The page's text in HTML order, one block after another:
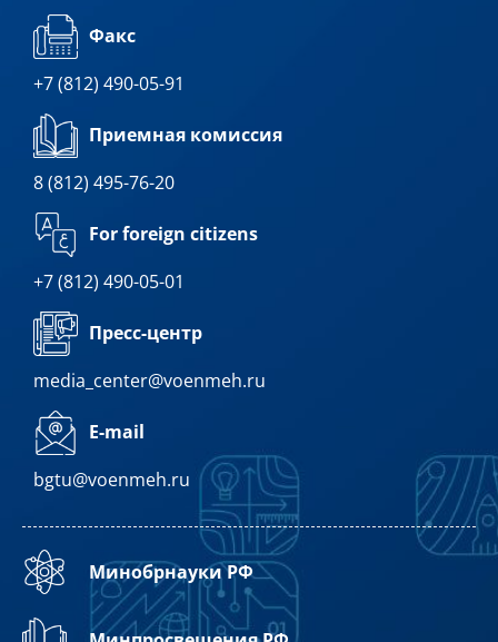
Факс
+7 (812) 490-05-91
Приемная комиссия
8 (812) 495-76-20
For foreign citizens
+7 (812) 490-05-01
Пресс-центр
media_center@voenmeh.ru
E-mail
bgtu@voenmeh.ru
Минобрнауки РФ